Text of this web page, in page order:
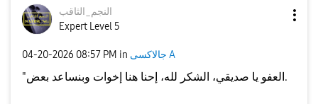
النجم_الثاقب
Expert Level 5
‎04-20-2026 08:57 PM in جالاكسى A
"العفو يا صديقي، الشكر لله، إحنا هنا إخوات وبنساعد بعض.